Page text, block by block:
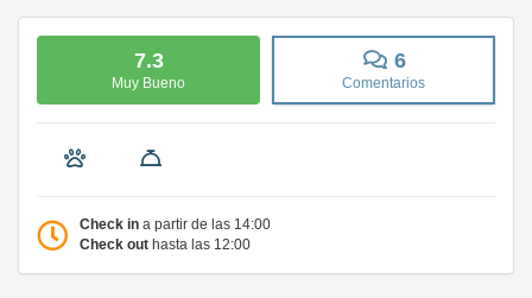
7.3
Muy Bueno
6
Comentarios
Check in a partir de las 14:00
Check out hasta las 12:00